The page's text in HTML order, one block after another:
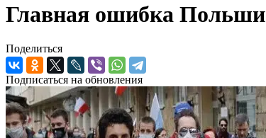
Главная ошибка Польши
Поделиться
Подписаться на обновления